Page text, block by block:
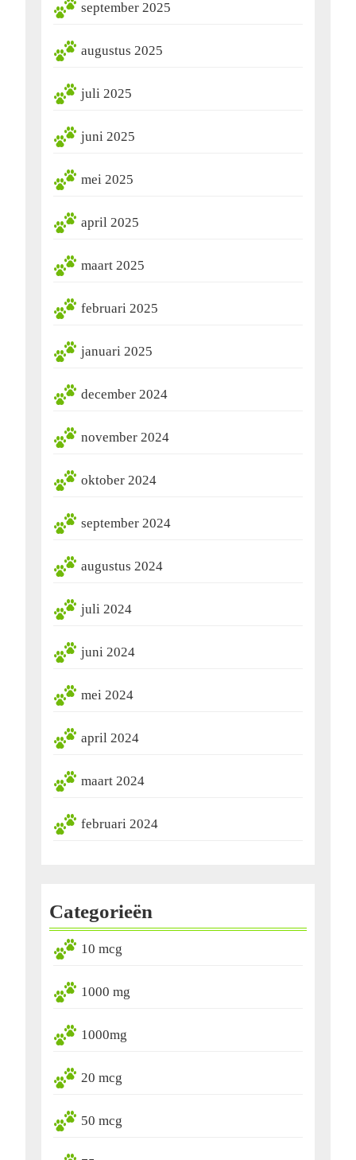
september 2025
augustus 2025
juli 2025
juni 2025
mei 2025
april 2025
maart 2025
februari 2025
januari 2025
december 2024
november 2024
oktober 2024
september 2024
augustus 2024
juli 2024
juni 2024
mei 2024
april 2024
maart 2024
februari 2024
Categorieën
10 mcg
1000 mg
1000mg
20 mcg
50 mcg